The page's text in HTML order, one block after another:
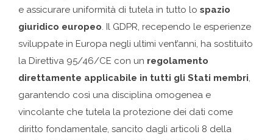
e assicurare uniformità di tutela in tutto lo spazio
giuridico europeo. Il GDPR, recependo le esperienze
sviluppate in Europa negli ultimi vent’anni, ha sostituito
la Direttiva 95/46/CE con un regolamento
direttamente applicabile in tutti gli Stati membri,
garantendo così una disciplina omogenea e
vincolante che tutela la protezione dei dati come
diritto fondamentale, sancito dagli articoli 8 della